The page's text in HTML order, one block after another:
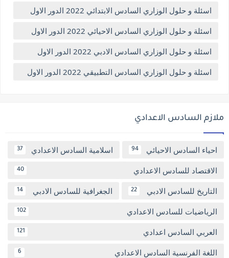
اسئلة و حلول الوزاري السادس الابتدائي 2022 الدور الاول
اسئلة و حلول الوزاري السادس الاحيائي 2022 الدور الاول
اسئلة و حلول الوزاري السادس الادبي 2022 الدور الاول
اسئلة و حلول الوزاري السادس التطبيقي 2022 الدور الاول
ملازم السادس الاعدادي
احياء السادس الاحيائي 94 اسلامية السادس الاعدادي 37
الاقتصاد للسادس الاعدادي 40
التاريخ للسادس الادبي 22 الجغرافية للسادس الادبي 14
الرياضيات للسادس الاعدادي 102
العربي السادس اعدادي 121
اللغة الفرنسية السادس الاعدادي 6